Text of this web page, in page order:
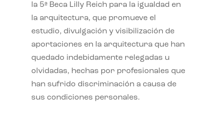
la 5ª Beca Lilly Reich para la igualdad en
la arquitectura, que promueve el
estudio, divulgación y visibilización de
aportaciones en la arquitectura que han
quedado indebidamente relegadas u
olvidadas, hechas por profesionales que
han sufrido discriminación a causa de
sus condiciones personales.